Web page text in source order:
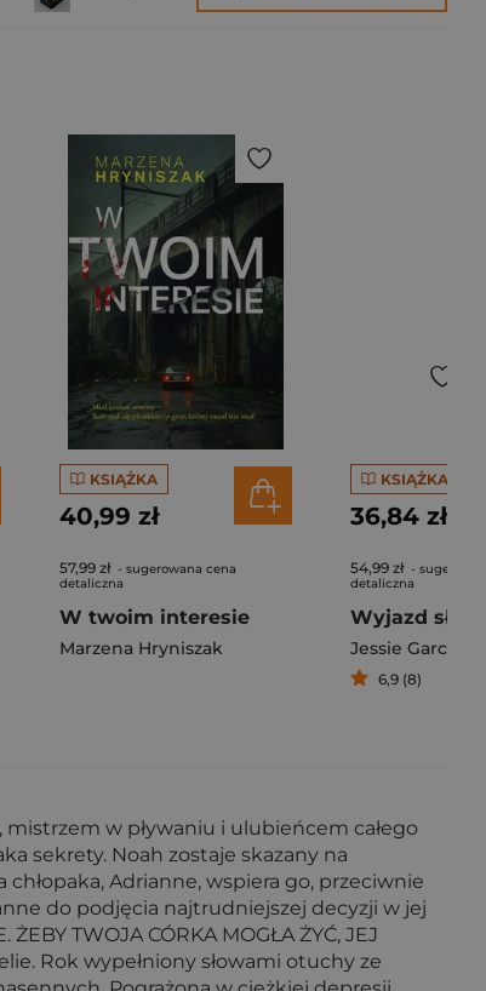
KSIĄŻKA
40,99 zł
57,99 zł - sugerowana cena
detaliczna
W twoim interesie
Marzena Hryniszak
KSIĄŻKA
36,84 zł
54,99 zł -
detaliczna
Wyjazd
Jessie Garcia
6,9 (8)
w pływaniu i ulubieńcem całego
sekrety. Noah zostaje skazany na
Adrianne, wspiera go, przeciwnie
do podjęcia najtrudniejszej decyzji w jej
TWOJA CÓRKA MOGŁA ŻYĆ, JEJ
Rok wypełniony słowami otuchy ze